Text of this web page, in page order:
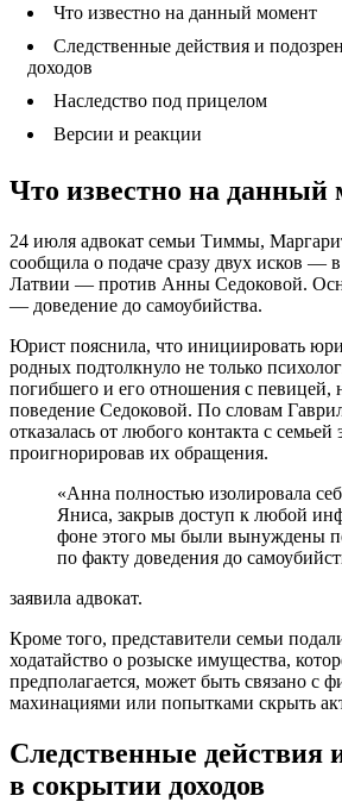
Что известно на данный момент
Следственные действия и
доходов
Наследство под прицелом
Версии и реакции
Что известно на данный
24 июля адвокат семьи Тиммы,
сообщила о подаче сразу двух исков —
Латвии — против Анны Седоковой.
— доведение до самоубийства.
Юрист пояснила, что инициировать
родных подтолкнуло не только
погибшего и его отношения с певицей,
поведение Седоковой. По словам
отказалась от любого контакта с семьей
проигнорировав их обращения.
«Анна полностью изолировала
Яниса, закрыв доступ к любой
фоне этого мы были вынуждены
по факту доведения до
заявила адвокат.
Кроме того, представители семьи
ходатайство о розыске имущества,
предполагается, может быть связано с
махинациями или попытками скрыть
Следственные действия
в сокрытии доходов